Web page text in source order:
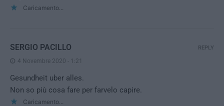
Caricamento...
SERGIO PACILLO
4 Novembre 2020 - 1:21
Gesundheit uber alles.
Non so più cosa fare per farvelo capire.
Caricamento...
REPLY